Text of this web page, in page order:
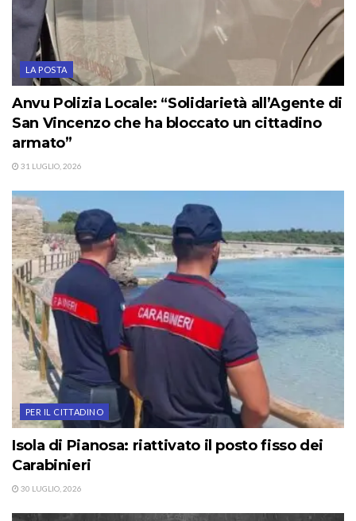
LA POSTA
Anvu Polizia Locale: “Solidarietà all’Agente di
San Vincenzo che ha bloccato un cittadino
armato”
31 LUGLIO, 2026
PER IL CITTADINO
Isola di Pianosa: riattivato il posto fisso dei
Carabinieri
30 LUGLIO, 2026